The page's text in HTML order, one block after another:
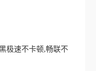
极速不卡顿,畅联不